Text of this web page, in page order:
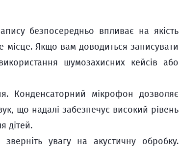
безпосередньо впливає на якість
місце. Якщо вам доводиться записувати
шумозахисних кейсів або
Конденсаторний мікрофон дозволяє
що надалі забезпечує високий рівень
дітей.
увагу на акустичну обробку.